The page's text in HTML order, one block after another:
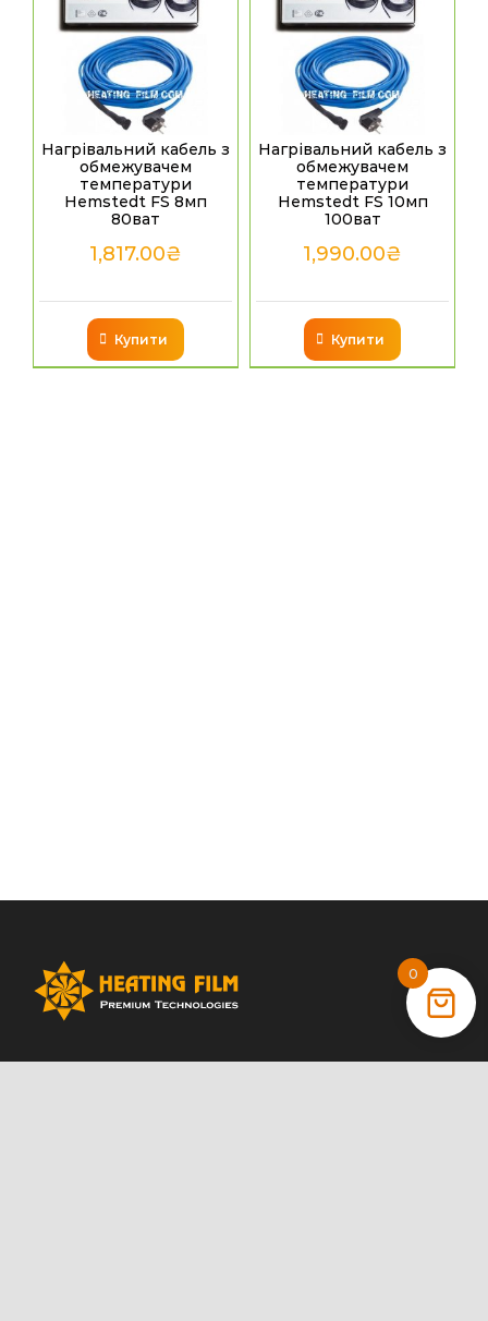
Нагрівальний кабель з
обмежувачем
температури
Hemstedt FS 8мп
80ват
1,817.00₴
Купити
Нагрівальний кабель з
обмежувачем
температури
Hemstedt FS 10мп
100ват
1,990.00₴
Купити
0